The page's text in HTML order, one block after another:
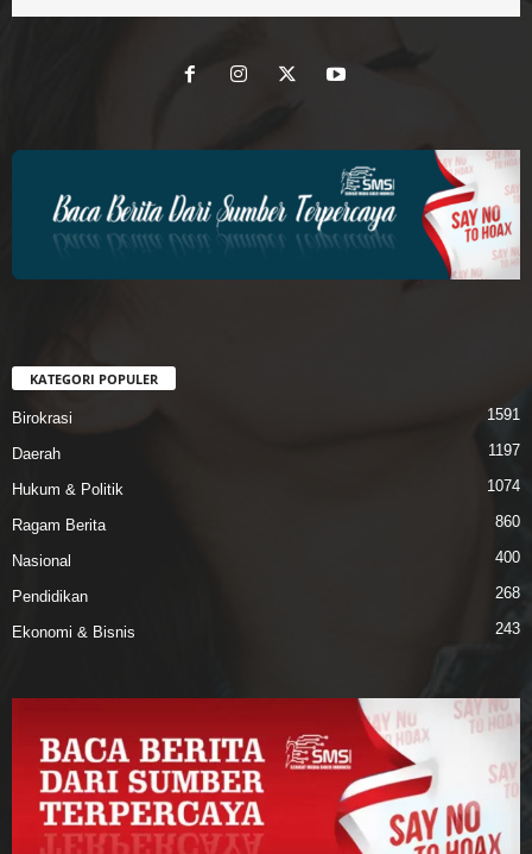
KATEGORI POPULER
Birokrasi 1591
Daerah 1197
Hukum & Politik 1074
Ragam Berita 860
Nasional 400
Pendidikan 268
Ekonomi & Bisnis 243